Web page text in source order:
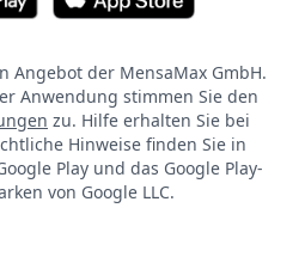
Angebot der MensaMax GmbH.
Anwendung stimmen Sie den
zu. Hilfe erhalten Sie bei
Hinweise finden Sie in
Play und das Google Play-
von Google LLC.